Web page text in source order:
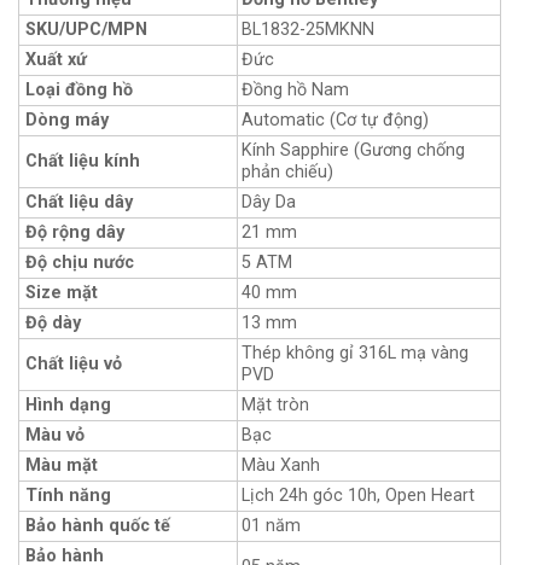
SKU/UPC/MPN
BL1832-25MKNN
Xuất xứ
Đức
Loại đồng hồ
Đồng hồ Nam
Dòng máy
Automatic (Cơ tự động)
Chất liệu kính
Kính Sapphire (Gương chống
phản chiếu)
Chất liệu dây
Dây Da
Độ rộng dây
21 mm
Độ chịu nước
5 ATM
Size mặt
40 mm
Độ dày
13 mm
Chất liệu vỏ
Thép không gỉ 316L mạ vàng
PVD
Hình dạng
Mặt tròn
Màu vỏ
Bạc
Màu mặt
Màu Xanh
Tính năng
Lịch 24h góc 10h, Open Heart
Bảo hành quốc tế
01 năm
Bảo hành